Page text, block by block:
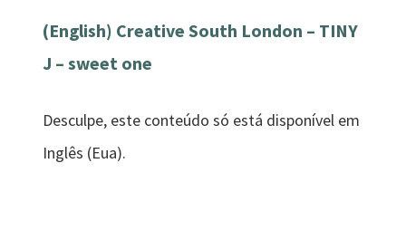
(English) Creative South London – TINY
J – sweet one
Desculpe, este conteúdo só está disponível em
Inglês (Eua).